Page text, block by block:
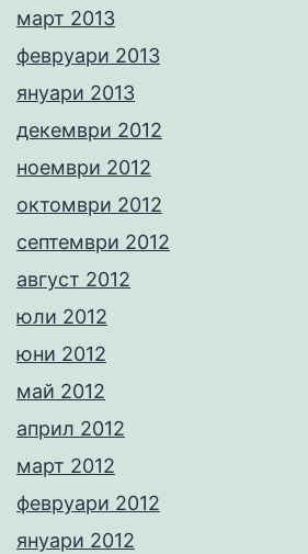
март 2013
февруари 2013
януари 2013
декември 2012
ноември 2012
октомври 2012
септември 2012
август 2012
юли 2012
юни 2012
май 2012
април 2012
март 2012
февруари 2012
януари 2012